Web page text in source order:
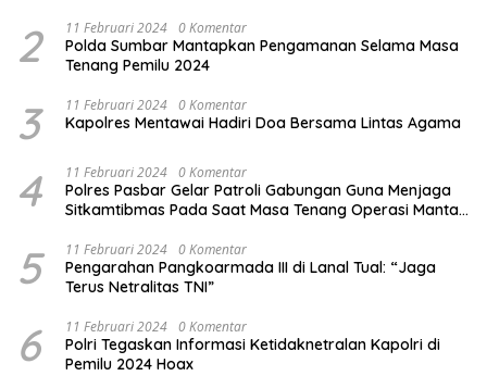
2 11 Februari 2024 0 Komentar
Polda Sumbar Mantapkan Pengamanan Selama Masa
Tenang Pemilu 2024
3 11 Februari 2024 0 Komentar
Kapolres Mentawai Hadiri Doa Bersama Lintas Agama
4 11 Februari 2024 0 Komentar
Polres Pasbar Gelar Patroli Gabungan Guna Menjaga
Sitkamtibmas Pada Saat Masa Tenang Operasi Mantap
5 11 Februari 2024 0 Komentar
Pengarahan Pangkoarmada III di Lanal Tual: “Jaga
Terus Netralitas TNI”
6 11 Februari 2024 0 Komentar
Polri Tegaskan Informasi Ketidaknetralan Kapolri di
Pemilu 2024 Hoax